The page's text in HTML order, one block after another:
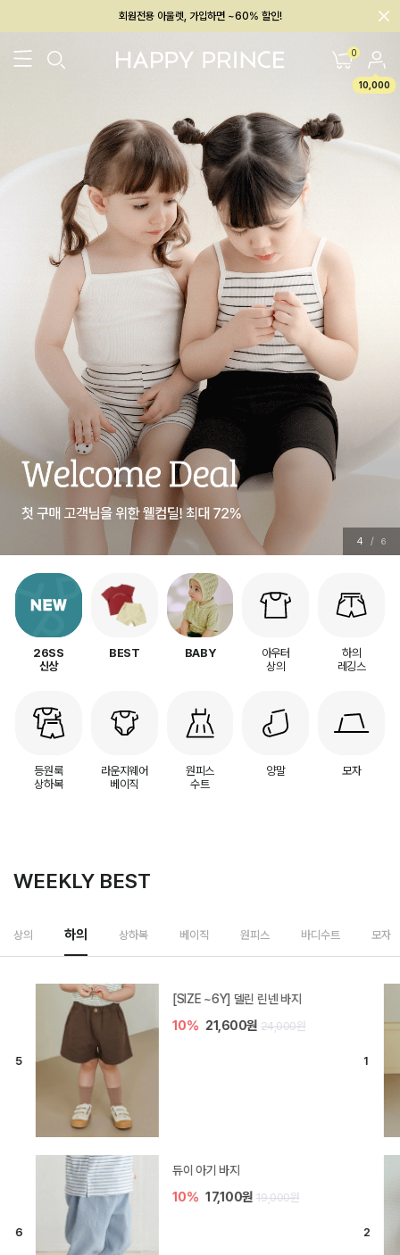
회원전용 아울렛, 가입하면 ~60% 할인!
0
10,000
5 / 6
26SS
신상
BEST BABY
아우터
상의
하의
레깅스
등원룩
상하복
라운지웨어
베이직
원피스
수트
양말 모자
WEEKLY BEST
상의 하의 상하복 베이직 원피스 바디수트 모자
[SIZE ~6Y] 델린 린넨 바지
10% 21,600원 24,000원
듀이 아기 바지
10% 17,100원 19,000원